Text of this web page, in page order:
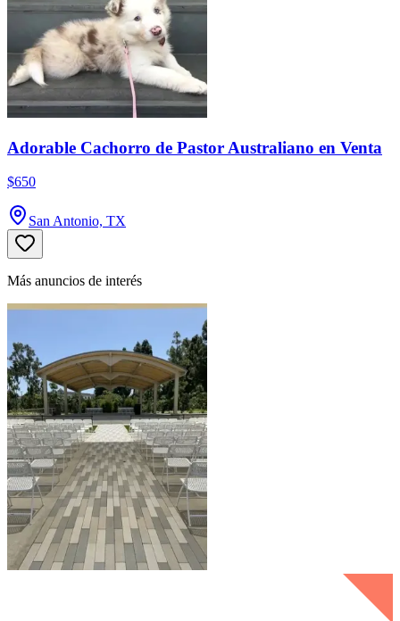
Adorable Cachorro de Pastor Australiano en Venta
$650
San Antonio, TX
Más anuncios de interés